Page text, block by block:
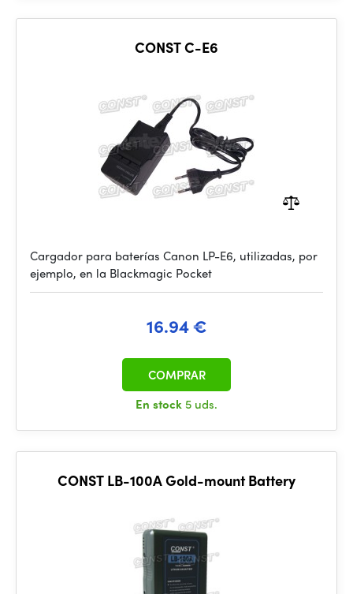
CONST C-E6
Cargador para baterías Canon LP-E6, utilizadas, por
ejemplo, en la Blackmagic Pocket
16.94 €
En stock 5 uds.
COMPRAR
CONST LB-100A Gold-mount Battery